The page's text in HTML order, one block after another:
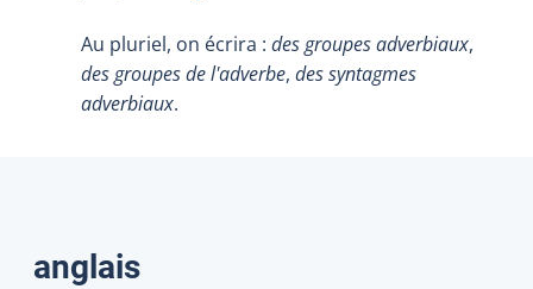
Au pluriel, on écrira : des groupes adverbiaux,
des groupes de l'adverbe, des syntagmes
adverbiaux.
Traductions
anglais